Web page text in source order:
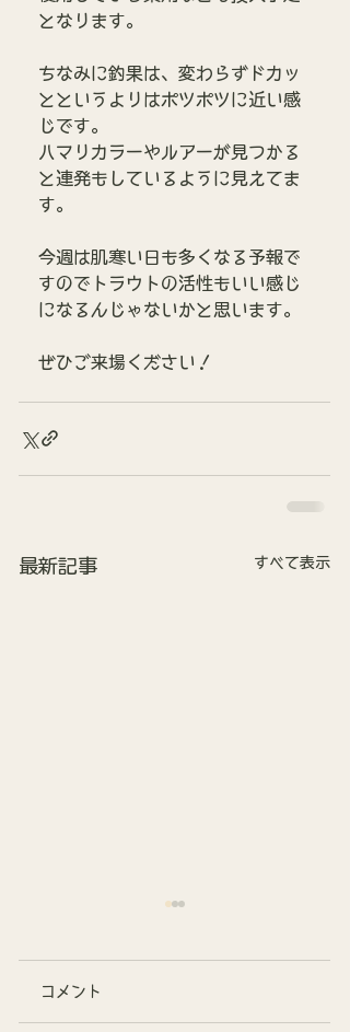
となります。
ちなみに釣果は、変わらずドカッ
とというよりはポツポツに近い感
じです。
ハマりカラーやルアーが見つかる
と連発もしているように見えてま
す。
今週は肌寒い日も多くなる予報で
すのでトラウトの活性もいい感じ
になるんじゃないかと思います。
ぜひご来場ください！
最新記事 すべて表示
コメント